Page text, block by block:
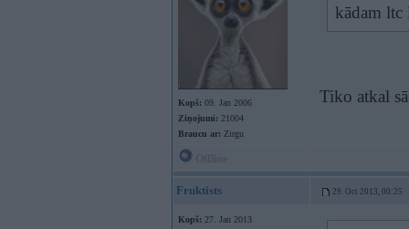
Kopš: 09. Jan 2006
Ziņojumi: 21004
Braucu ar: Zirgu
kādam ltc
Tiko atkal
Fruktists 29. Oct 2013, 00:25
Kopš: 27. Jan 2013